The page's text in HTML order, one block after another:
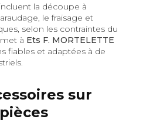
la découpe à
le fraisage et
selon les contraintes du
à Ets F. MORTELETTE
fiables et adaptées à de
sur